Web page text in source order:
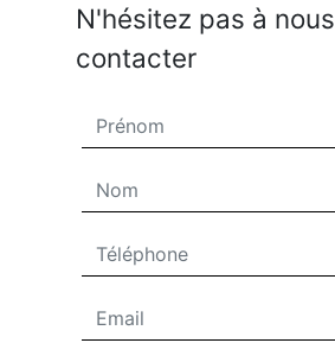
N'hésitez pas à nous
contacter